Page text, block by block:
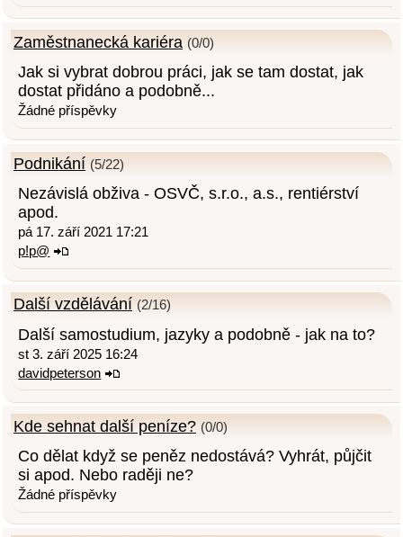
Zaměstnanecká kariéra (0/0)
Jak si vybrat dobrou práci, jak se tam dostat, jak
dostat přidáno a podobně...
Žádné příspěvky
Podnikání (5/22)
Nezávislá obživa - OSVČ, s.r.o., a.s., rentiérství
apod.
pá 17. září 2021 17:21
p!p@
Další vzdělávání (2/16)
Další samostudium, jazyky a podobně - jak na to?
st 3. září 2025 16:24
davidpeterson
Kde sehnat další peníze? (0/0)
Co dělat když se peněz nedostává? Vyhrát, půjčit
si apod. Nebo raději ne?
Žádné příspěvky